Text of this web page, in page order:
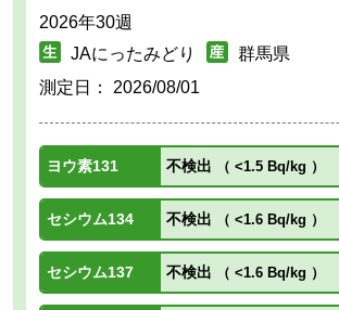
2026年30週
JAにったみどり
群馬県
測定日： 2026/08/01
ヨウ素131 不検出 （ <1.5 Bq/kg ）
セシウム134 不検出 （ <1.6 Bq/kg ）
セシウム137 不検出 （ <1.6 Bq/kg ）